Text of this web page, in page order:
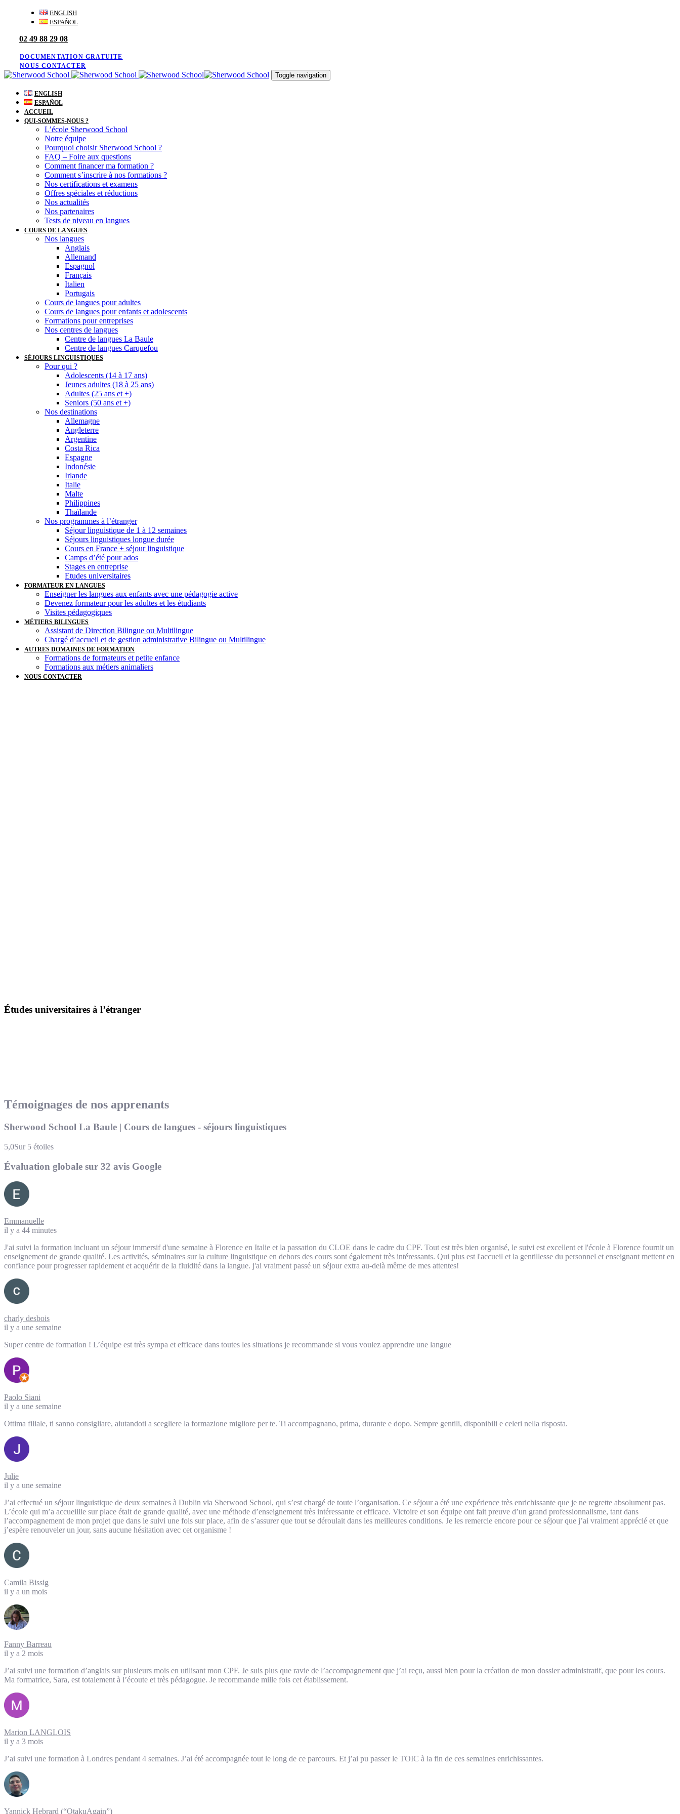
navigation
content
ENGLISH
ESPAÑOL
02 49 88 29 08
DOCUMENTATION GRATUITE
NOUS CONTACTER
Toggle navigation
ENGLISH
ESPAÑOL
ACCUEIL
QUI-SOMMES-NOUS ?
L’école Sherwood School
Notre équipe
Pourquoi choisir Sherwood School ?
FAQ – Foire aux questions
Comment financer ma formation ?
Comment s’inscrire à nos formations ?
Nos certifications et examens
Offres spéciales et réductions
Nos actualités
Nos partenaires
Tests de niveau en langues
COURS DE LANGUES
Nos langues
Anglais
Allemand
Espagnol
Français
Italien
Portugais
Cours de langues pour adultes
Cours de langues pour enfants et adolescents
Formations pour entreprises
Nos centres de langues
Centre de langues La Baule
Centre de langues Carquefou
SÉJOURS LINGUISTIQUES
Pour qui ?
Adolescents (14 à 17 ans)
Jeunes adultes (18 à 25 ans)
Adultes (25 ans et +)
Seniors (50 ans et +)
Nos destinations
Allemagne
Angleterre
Argentine
Costa Rica
Espagne
Indonésie
Irlande
Italie
Malte
Philippines
Thaïlande
Nos programmes à l’étranger
Séjour linguistique de 1 à 12 semaines
Séjours linguistiques longue durée
Cours en France + séjour linguistique
Camps d’été pour ados
Stages en entreprise
Etudes universitaires
FORMATEUR EN LANGUES
Enseigner les langues aux enfants avec une pédagogie active
Devenez formateur pour les adultes et les étudiants
Visites pédagogiques
MÉTIERS BILINGUES
Assistant de Direction Bilingue ou Multilingue
Chargé d’accueil et de gestion administrative Bilingue ou Multilingue
AUTRES DOMAINES DE FORMATION
Formations de formateurs et petite enfance
Formations aux métiers animaliers
NOUS CONTACTER
Études universitaires à l’étranger
Témoignages de nos apprenants
Sherwood School La Baule | Cours de langues - séjours linguistiques
5,0Sur 5 étoiles
Évaluation globale sur 32 avis Google
Emmanuelle
il y a 44 minutes
J'ai suivi la formation incluant un séjour immersif d'une semaine à Florence en Italie et la passation du CLOE dans le cadre du CPF. Tout est très bien organisé, le suivi est excellent et l'école à Florence fournit un
enseignement de grande qualité. Les activités, séminaires sur la culture linguistique en dehors des cours sont également très intéressants. Qui plus est l'accueil et la gentillesse du personnel et enseignant mettent en
confiance pour progresser rapidement et acquérir de la fluidité dans la langue. j'ai vraiment passé un séjour extra au-delà même de mes attentes!
charly desbois
il y a une semaine
Super centre de formation ! L’équipe est très sympa et efficace dans toutes les situations je recommande si vous voulez apprendre une langue
Paolo Siani
il y a une semaine
Ottima filiale, ti sanno consigliare, aiutandoti a scegliere la formazione migliore per te. Ti accompagnano, prima, durante e dopo. Sempre gentili, disponibili e celeri nella risposta.
Julie
il y a une semaine
J’ai effectué un séjour linguistique de deux semaines à Dublin via Sherwood School, qui s’est chargé de toute l’organisation. Ce séjour a été une expérience très enrichissante que je ne regrette absolument pas.
L’école qui m’a accueillie sur place était de grande qualité, avec une méthode d’enseignement très intéressante et efficace. Victoire et son équipe ont fait preuve d’un grand professionnalisme, tant dans
l’accompagnement de mon projet que dans le suivi une fois sur place, afin de s’assurer que tout se déroulait dans les meilleures conditions. Je les remercie encore pour ce séjour que j’ai vraiment apprécié et que
j’espère renouveler un jour, sans aucune hésitation avec cet organisme !
Camila Bissig
il y a un mois
Fanny Barreau
il y a 2 mois
J’ai suivi une formation d’anglais sur plusieurs mois en utilisant mon CPF. Je suis plus que ravie de l’accompagnement que j’ai reçu, aussi bien pour la création de mon dossier administratif, que pour les cours.
Ma formatrice, Sara, est totalement à l’écoute et très pédagogue. Je recommande mille fois cet établissement.
Marion LANGLOIS
il y a 3 mois
J’ai suivi une formation à Londres pendant 4 semaines. J’ai été accompagnée tout le long de ce parcours. Et j’ai pu passer le TOIC à la fin de ces semaines enrichissantes.
Yannick Hebrard (“OtakuAgain”)